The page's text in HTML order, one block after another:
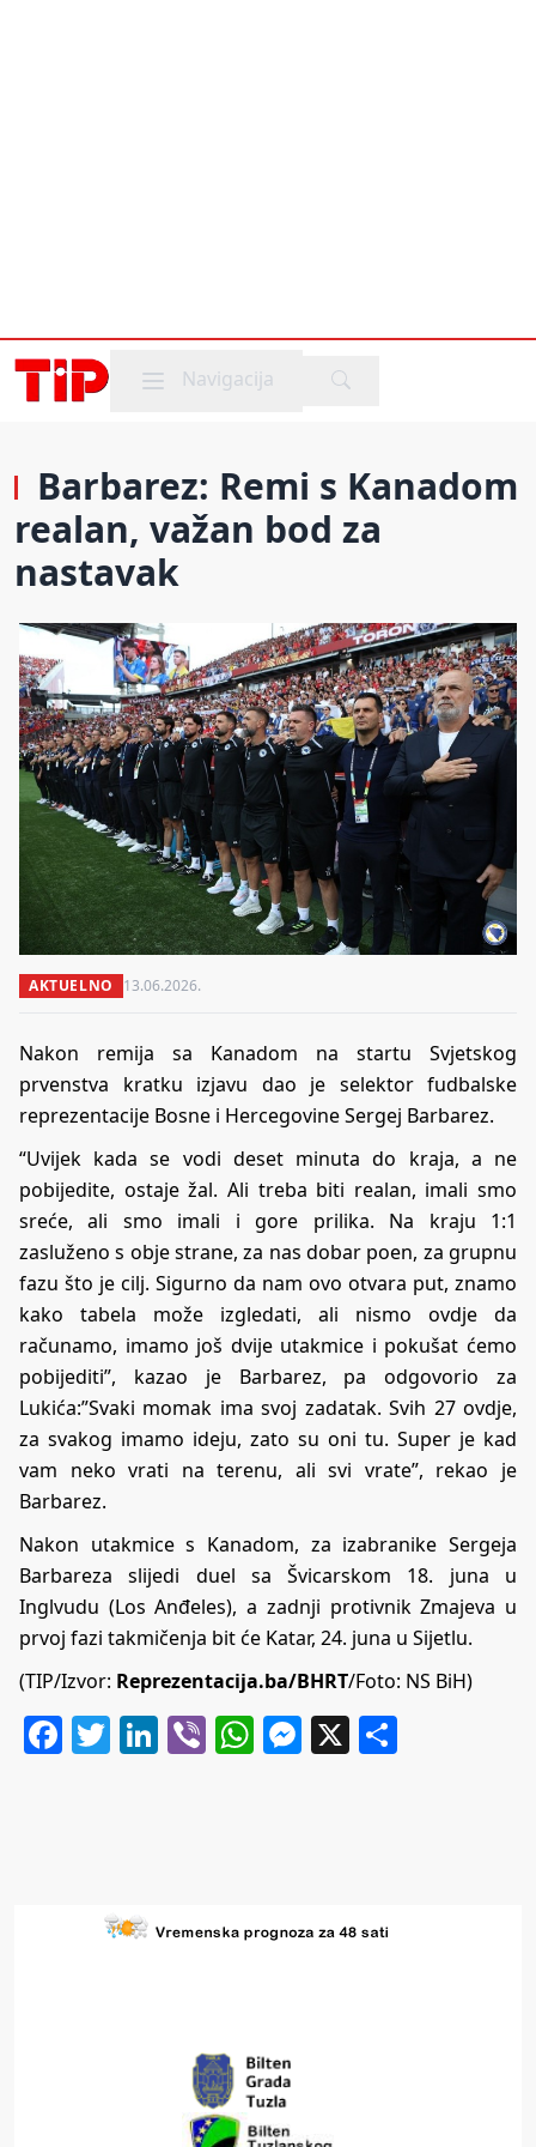
Mobile menu
Navigacija
Barbarez: Remi s Kanadom
realan, važan bod za
nastavak
AKTUELNO 13.06.2026.
Nakon remija sa Kanadom na startu Svjetskog
prvenstva kratku izjavu dao je selektor fudbalske
reprezentacije Bosne i Hercegovine Sergej Barbarez.
“Uvijek kada se vodi deset minuta do kraja, a ne
pobijedite, ostaje žal. Ali treba biti realan, imali smo
sreće, ali smo imali i gore prilika. Na kraju 1:1
zasluženo s obje strane, za nas dobar poen, za grupnu
fazu što je cilj. Sigurno da nam ovo otvara put, znamo
kako tabela može izgledati, ali nismo ovdje da
računamo, imamo još dvije utakmice i pokušat ćemo
pobijediti”, kazao je Barbarez, pa odgovorio za
Lukića:”Svaki momak ima svoj zadatak. Svih 27 ovdje,
za svakog imamo ideju, zato su oni tu. Super je kad
vam neko vrati na terenu, ali svi vrate”, rekao je
Barbarez.
Nakon utakmice s Kanadom, za izabranike Sergeja
Barbareza slijedi duel sa Švicarskom 18. juna u
Inglvudu (Los Anđeles), a zadnji protivnik Zmajeva u
prvoj fazi takmičenja bit će Katar, 24. juna u Sijetlu.
(TIP/Izvor: Reprezentacija.ba/BHRT/Foto: NS BiH)
Facebook
Twitter
LinkedIn
ViberWhatsApp
Messenger
X